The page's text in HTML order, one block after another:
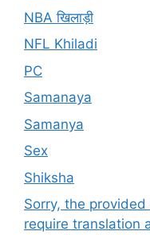
NBA खिलाड़ी
NFL Khiladi
PC
Samanaya
Samanya
Sex
Shiksha
Sorry, the
require translation